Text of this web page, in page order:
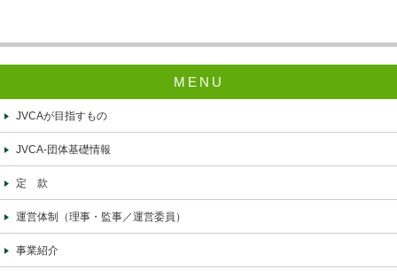
MENU
JVCAが目指すもの
JVCA-団体基礎情報
定 款
運営体制（理事・監事／運営委員）
事業紹介